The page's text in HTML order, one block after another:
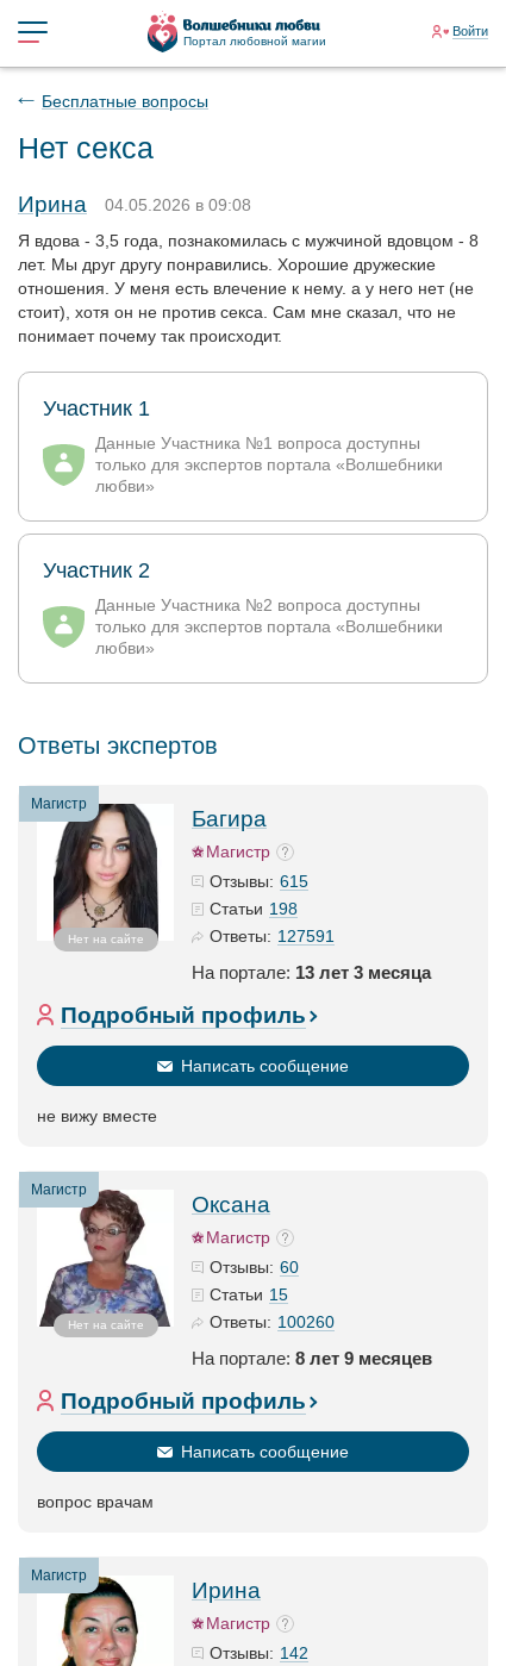
Портал любовной магии
Войти
Бесплатные вопросы
Нет секса
Ирина
04.05.2026 в 09:08
Я вдова - 3,5 года, познакомилась с мужчиной вдовцом - 8
лет. Мы друг другу понравились. Хорошие дружеские
отношения. У меня есть влечение к нему. а у него нет (не
стоит), хотя он не против секса. Сам мне сказал, что не
понимает почему так происходит.
Участник 1
Данные Участника №1 вопроса доступны
только для экспертов портала «Волшебники
любви»
Участник 2
Данные Участника №2 вопроса доступны
только для экспертов портала «Волшебники
любви»
Ответы экспертов
Магистр
Нет на сайте
Багира
Магистр
Отзывы: 615
Статьи 198
Ответы: 127591
На портале: 13 лет 3 месяца
Подробный профиль
Написать сообщение
не вижу вместе
Магистр
Нет на сайте
Оксана
Магистр
Отзывы: 60
Статьи 15
Ответы: 100260
На портале: 8 лет 9 месяцев
Подробный профиль
Написать сообщение
вопрос врачам
Магистр
Ирина
Магистр
Отзывы: 142